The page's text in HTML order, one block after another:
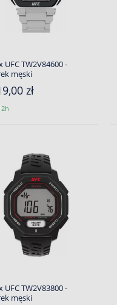
UFC TW2V84600 -
męski
zł
UFC TW2V83800 -
męski